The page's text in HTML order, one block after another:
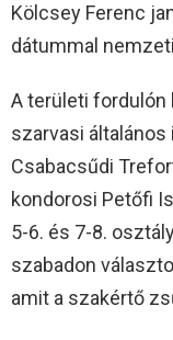
Kölcsey Ferenc
dátummal
A területi
szarvasi
Csabacsűdi
kondorosi Petőfi
5-6. és 7-8.
szabadon
amit a szakértő